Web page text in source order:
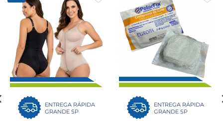
ENTREGA RÁPIDA
GRANDE SP
ENTREGA RÁPIDA
GRANDE SP